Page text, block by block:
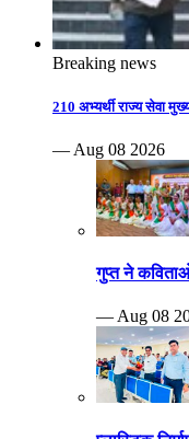
Breaking news
210 अभ्यर्थी राज्य सेवा
— Aug 08 2026
गुप्त ने
— Aug 08